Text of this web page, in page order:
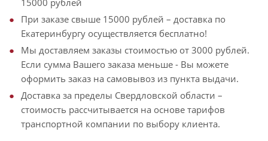
15000 рублей
При заказе свыше 15000 рублей – доставка по
Екатеринбургу осуществляется бесплатно!
Мы доставляем заказы стоимостью от 3000 рублей.
Если сумма Вашего заказа меньше - Вы можете
оформить заказ на самовывоз из пункта выдачи.
Доставка за пределы Свердловской области –
стоимость рассчитывается на основе тарифов
транспортной компании по выбору клиента.